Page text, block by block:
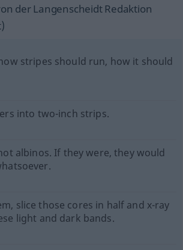
der Langenscheidt Redaktion
stripes should run, how it should
into two-inch strips.
albinos. If they were, they would
slice those cores in half and x-ray
light and dark bands.